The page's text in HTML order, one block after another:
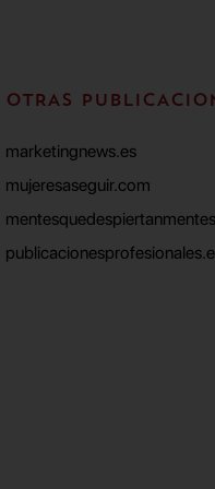
OTRAS
marketingnews.es
mujeresaseguir.com